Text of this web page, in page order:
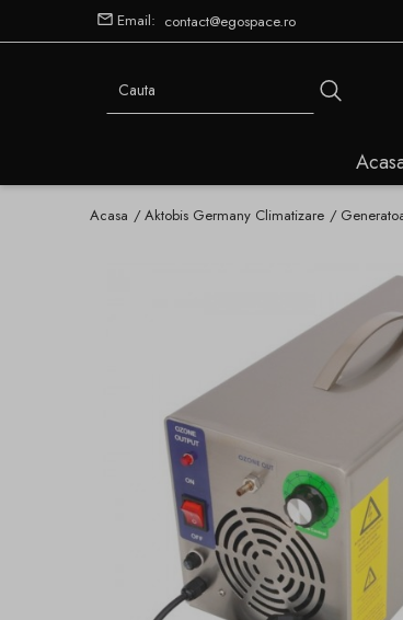
Email: contact@egospace.ro
Acasa Aktobis Germany Climatizare